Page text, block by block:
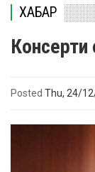
ХАБАР
Консерти
Posted Thu, 24/